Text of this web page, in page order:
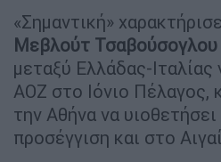
«Σημαντική»
Μεβλούτ Τσαβούσογλου
μεταξύ Ελλάδας-Ιταλίας
ΑΟΖ στο Ιόνιο Πέλαγος,
την Αθήνα να υιοθετήσει
προσέγγιση και στο